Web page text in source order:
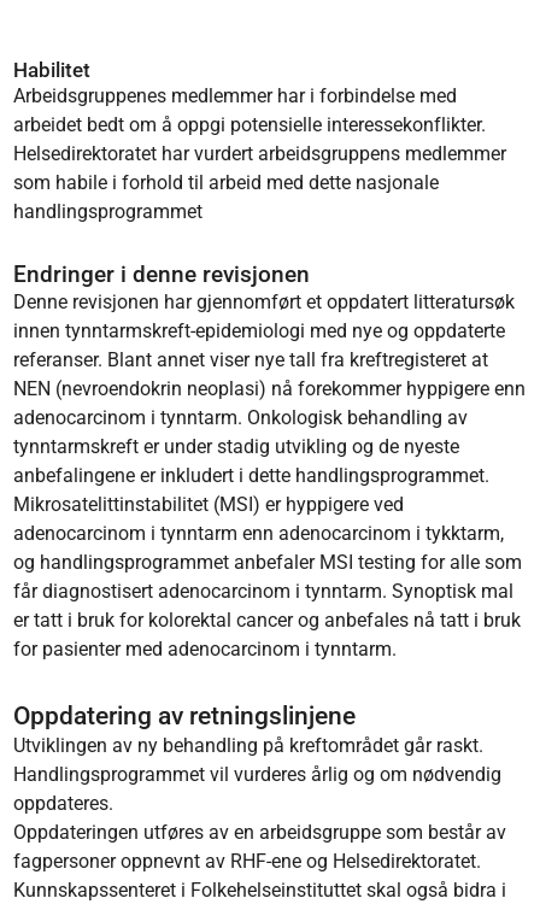
Habilitet
Arbeidsgruppenes medlemmer har i forbindelse med
arbeidet bedt om å oppgi potensielle interessekonflikter.
Helsedirektoratet har vurdert arbeidsgruppens medlemmer
som habile i forhold til arbeid med dette nasjonale
handlingsprogrammet
Endringer i denne revisjonen
Denne revisjonen har gjennomført et oppdatert litteratursøk
innen tynntarmskreft-epidemiologi med nye og oppdaterte
referanser. Blant annet viser nye tall fra kreftregisteret at
NEN (nevroendokrin neoplasi) nå forekommer hyppigere enn
adenocarcinom i tynntarm. Onkologisk behandling av
tynntarmskreft er under stadig utvikling og de nyeste
anbefalingene er inkludert i dette handlingsprogrammet.
Mikrosatelittinstabilitet (MSI) er hyppigere ved
adenocarcinom i tynntarm enn adenocarcinom i tykktarm,
og handlingsprogrammet anbefaler MSI testing for alle som
får diagnostisert adenocarcinom i tynntarm. Synoptisk mal
er tatt i bruk for kolorektal cancer og anbefales nå tatt i bruk
for pasienter med adenocarcinom i tynntarm.
Oppdatering av retningslinjene
Utviklingen av ny behandling på kreftområdet går raskt.
Handlingsprogrammet vil vurderes årlig og om nødvendig
oppdateres.
Oppdateringen utføres av en arbeidsgruppe som består av
fagpersoner oppnevnt av RHF-ene og Helsedirektoratet.
Kunnskapssenteret i Folkehelseinstituttet skal også bidra i